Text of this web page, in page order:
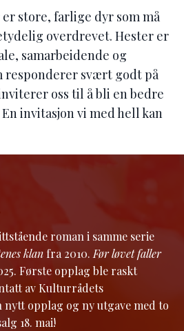
store, farlige dyr som må
overdrevet. Hester er
samarbeidende og
responderer svært godt på
oss til å bli en bedre
En invitasjon vi med hell kan
roman i samme serie
klan fra 2010.Før løvet faller
Første opplag ble raskt
av Kulturrådets
opplag og ny utgave med to
18. mai!